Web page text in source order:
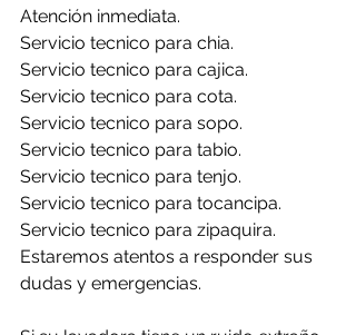
Atención inmediata.
Servicio tecnico para chia.
Servicio tecnico para cajica.
Servicio tecnico para cota.
Servicio tecnico para sopo.
Servicio tecnico para tabio.
Servicio tecnico para tenjo.
Servicio tecnico para tocancipa.
Servicio tecnico para zipaquira.
Estaremos atentos a responder sus
dudas y emergencias.